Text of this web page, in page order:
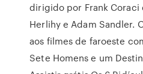
dirigido por Frank Coraci
Herlihy e Adam Sandler.
aos filmes de faroeste
Sete Homens e um